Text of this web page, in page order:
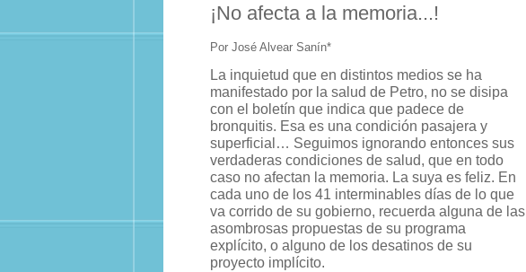
¡No afecta a la memoria...!
Por José Alvear Sanín*
La inquietud que en distintos medios se ha
manifestado por la salud de Petro, no se disipa
con el boletín que indica que padece de
bronquitis. Esa es una condición pasajera y
superficial… Seguimos ignorando entonces sus
verdaderas condiciones de salud, que en todo
caso no afectan la memoria. La suya es feliz. En
cada uno de los 41 interminables días de lo que
va corrido de su gobierno, recuerda alguna de las
asombrosas propuestas de su programa
explícito, o alguno de los desatinos de su
proyecto implícito.